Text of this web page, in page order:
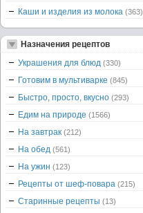
Каши и изделия из молока (363)
Назначения рецептов
Украшения для блюд (330)
Готовим в мультиварке (845)
Быстро, просто, вкусно (293)
Едим на природе (1566)
На завтрак (212)
На обед (561)
На ужин (123)
Рецепты от шеф-повара (215)
Старинные рецепты (13)